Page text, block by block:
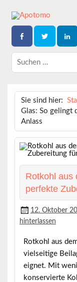
content
Dein News-
Sie sind hier:
Glas: So gelingt
Anlass
Rotkohl aus
perfekte
12. Oktober
hinterlassen
Rotkohl aus
vielseitige
eignet. Mit
konservierte